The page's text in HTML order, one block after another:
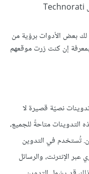
الاستعانة بمواقع تجميع المدوّنات: مثل Technorati
بعض الأدوات برؤية من
إن كنت زرت موقعهم
نصيّة قصيرة لا
تكون هذه التدوينات متاحةً للجميع،
تُستخدم في التدوين
عبر الإنترنت، والرسائل